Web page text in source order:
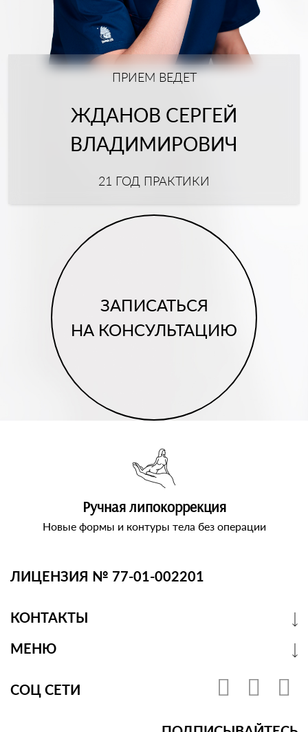
ПРИЕМ ВЕДЕТ
ЖДАНОВ СЕРГЕЙ
ВЛАДИМИРОВИЧ
21 ГОД ПРАКТИКИ
ЗАПИСАТЬСЯ
НА КОНСУЛЬТАЦИЮ
Ручная липокоррекция
Новые формы и контуры тела без операции
ЛИЦЕНЗИЯ № 77-01-002201
КОНТАКТЫ
МЕНЮ
СОЦ СЕТИ